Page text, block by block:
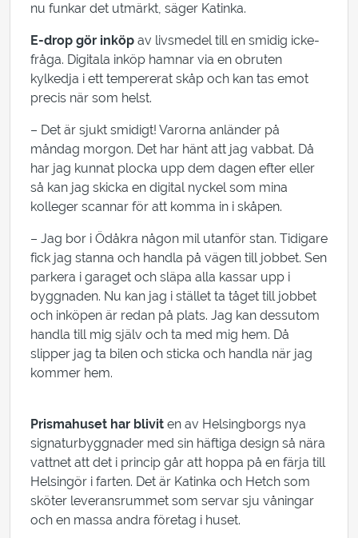
nu funkar det utmärkt, säger Katinka.
E-drop gör inköp av livsmedel till en smidig icke-
fråga. Digitala inköp hamnar via en obruten
kylkedja i ett tempererat skåp och kan tas emot
precis när som helst.
– Det är sjukt smidigt! Varorna anländer på
måndag morgon. Det har hänt att jag vabbat. Då
har jag kunnat plocka upp dem dagen efter eller
så kan jag skicka en digital nyckel som mina
kolleger scannar för att komma in i skåpen.
– Jag bor i Ödåkra någon mil utanför stan. Tidigare
fick jag stanna och handla på vägen till jobbet. Sen
parkera i garaget och släpa alla kassar upp i
byggnaden. Nu kan jag i stället ta tåget till jobbet
och inköpen är redan på plats. Jag kan dessutom
handla till mig själv och ta med mig hem. Då
slipper jag ta bilen och sticka och handla när jag
kommer hem.
Prismahuset har blivit en av Helsingborgs nya
signaturbyggnader med sin häftiga design så nära
vattnet att det i princip går att hoppa på en färja till
Helsingör i farten. Det är Katinka och Hetch som
sköter leveransrummet som servar sju våningar
och en massa andra företag i huset.